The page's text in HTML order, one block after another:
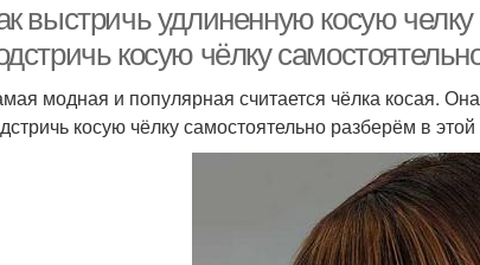
выстричь удлиненную косую
косую чёлку
модная и популярная считается чёлка косая.
косую чёлку самостоятельно разберём в этой